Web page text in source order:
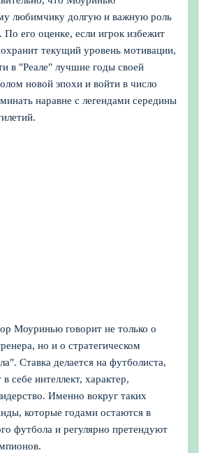
любимчику долгую и важную роль
По его оценке, если игрок избежит
текущий уровень мотивации,
в "Реале" лучшие годы своей
новой эпохи и войти в число
наравне с легендами середины
Моуринью говорит не только о
но и о стратегическом
Ставка делается на футболиста,
себе интеллект, характер,
Именно вокруг таких
которые годами остаются в
футбола и регулярно претендуют